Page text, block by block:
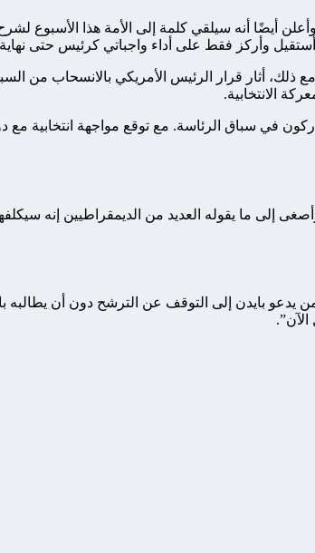
على وسائل التواصل الاجتماعي، أعرب جو بايدن عن نيته بالبقاء في المنصب حتى نهاية ولايته في يناير 2025. وأعلن
وأركز فقط على أداء واجباتي كرئيس حتى نهاية
ذلك، أثار قرار الرئيس الأمريكي بالانسحاب من
الانتخابية.
في سباق الرئاسة. مع توقع مواجهة انتخابية
إلى ما يقوله العديد من الديمقراطيين إنه
بايدن إلى التوقف عن الترشح دون أن يطالبه